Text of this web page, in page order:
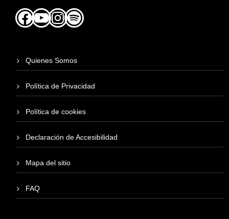
Facebook
YouTubeInstagram
Spotify
Quienes Somos
Política de Privacidad
Política de cookies
Declaración de Accesibilidad
Mapa del sitio
FAQ